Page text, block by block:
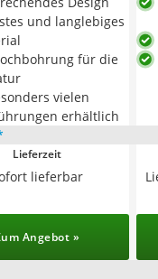
und langlebiges
für die
vielen
erhältlich
Lieferzeit
lieferbar
Angebot »